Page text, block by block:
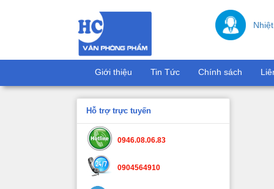
Giới thiệu Tin Tức Chính sách
Hỗ trợ trực tuyến
0946.08.06.83
0904564910